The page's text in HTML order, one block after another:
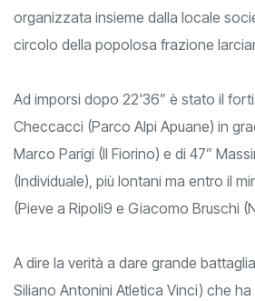
organizzata insieme dalla locale
circolo della popolosa frazione
Ad imporsi dopo 22'36” è stato il
Checcacci (Parco Alpi Apuane) in
Marco Parigi (Il Fiorino) e di 47”
(Individuale), più lontani ma entro il
(Pieve a Ripoli9 e Giacomo Bruschi
A dire la verità a dare grande
Siliano Antonini Atletica Vinci) che ha